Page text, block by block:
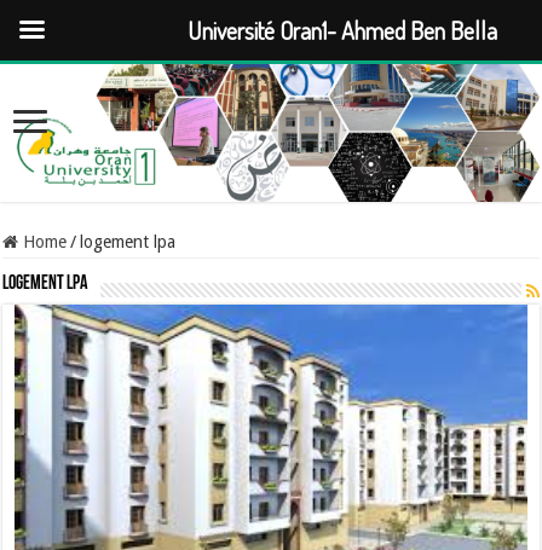
Home / logement lpa
logement lpa
Université Oran1- Ahmed Ben Bella